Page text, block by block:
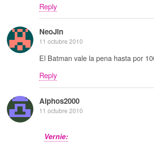
Reply
NeoJin
11 octubre 2010
El Batman vale la pena hasta por
Reply
Alphos2000
11 octubre 2010
Vernie: